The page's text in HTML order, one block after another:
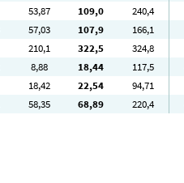
53,87 109,0 240,4
57,03 107,9 166,1
210,1 322,5 324,8
8,88 18,44 117,5
18,42 22,54 94,71
58,35 68,89 220,4